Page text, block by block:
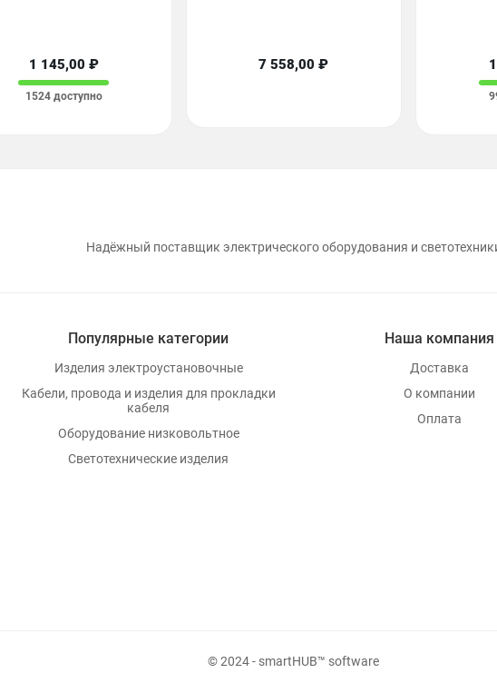
1 145,00 ₽
1524 доступно
7 558,00 ₽
Надёжный поставщик электрического оборудования и
Популярные категории
Изделия электроустановочные
Кабели, провода и изделия для прокладки
кабеля
Оборудование низковольтное
Светотехнические изделия
Наша компания
Доставка
О компании
Оплата
© 2024 - smartHUB™ software